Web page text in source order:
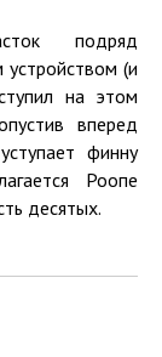
подряд
(и
на этом
вперед
финну
Роопе
десятых.